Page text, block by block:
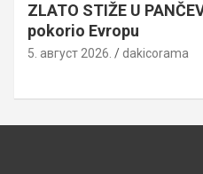
ZLATO STIŽE U
pokorio Evropu
5. август 2026. dakicorama